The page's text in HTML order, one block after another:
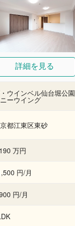
詳細を見る
ウインベル仙台堀公園
ーウイング
都江東区東砂
万円
円/月
円/月